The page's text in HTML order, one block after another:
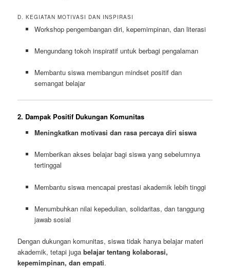
D. KEGIATAN MOTIVASI DAN INSPIRASI
Workshop pengembangan diri, kepemimpinan, dan literasi
Mengundang tokoh inspiratif untuk berbagi pengalaman
Membantu siswa membangun mindset positif dan
semangat belajar
2. Dampak Positif Dukungan Komunitas
Meningkatkan motivasi dan rasa percaya diri siswa
Memberikan akses belajar bagi siswa yang sebelumnya
tertinggal
Membantu siswa mencapai prestasi akademik lebih tinggi
Menumbuhkan nilai kepedulian, solidaritas, dan tanggung
jawab sosial
Dengan dukungan komunitas, siswa tidak hanya belajar materi
akademik, tetapi jugabelajar tentang kolaborasi,
kepemimpinan, dan empati.